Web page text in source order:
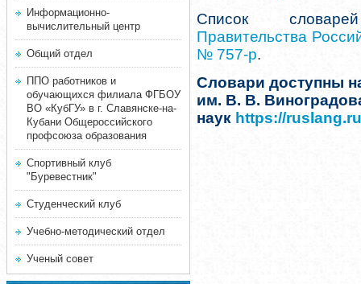
Информационно-
вычислительный центр
Общий отдел
ППО работников и
обучающихся филиала ФГБОУ
ВО «КубГУ» в г. Славянске-на-
Кубани Общероссийского
профсоюза образования
Спортивный клуб
"Буревестник"
Студенческий клуб
Учебно-методический отдел
Ученый совет
Список
Правительства
№ 757-р.
Словари доступны
им. В. В.
наук https://